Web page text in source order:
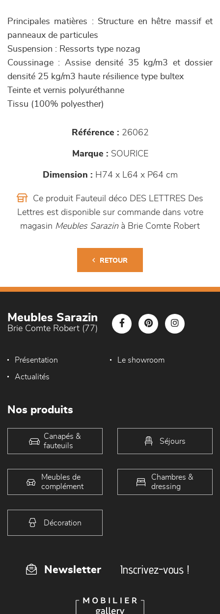
Principales matières : Structure en hêtre massif et
panneaux de particules
Suspension : Ressorts type nozag
Coussinage : Assise densité 35 kg/m3 et dossier
densité 25 kg/m3 haute résilience type bultex
Teinte et vernis polyuréthanne
Tissu (100% polyesther)
Référence : 26062
Marque : SOURICE
Dimension : H74 x L64 x P64 cm
Ce produit Fauteuil déco DES LETTRES Des
Lettres est disponible sur commande dans votre
magasin Meubles Sarazinà Brie Comte Robert
RETOUR
Meubles Sarazin
Brie Comte Robert (77)
Présentation Le showroom
Actualités
Nos produits
Canapés &
fauteuils
Séjours
Meubles de
complément
Chambres &
dressing
Décoration
Newsletter Inscrivez-vous !